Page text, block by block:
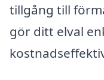
tillgång till
gör ditt elval